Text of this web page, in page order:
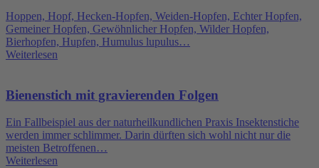
Hoppen, Hopf, Hecken-Hopfen, Weiden-Hopfen, Echter Hopfen,
Gemeiner Hopfen, Gewöhnlicher Hopfen, Wilder Hopfen,
Bierhopfen, Hupfen, Humulus lupulus…
Weiterlesen
Bienenstich mit gravierenden Folgen
Ein Fallbeispiel aus der naturheilkundlichen Praxis Insektenstiche
werden immer schlimmer. Darin dürften sich wohl nicht nur die
meisten Betroffenen…
Weiterlesen